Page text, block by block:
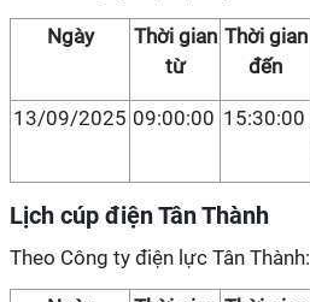
Ngày
Thời gian
từ
Thời gian
đến
13/09/2025 09:00:00 15:30:00
Lịch cúp điện Tân Thành
Theo Công ty điện lực Tân Thành: